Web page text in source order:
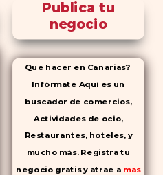
Publica tu
negocio
Que hacer en Canarias?
Infórmate Aquí es un
buscador de comercios,
Actividades de ocio,
Restaurantes, hoteles, y
mucho más. Registra tu
negocio gratis y atrae a mas